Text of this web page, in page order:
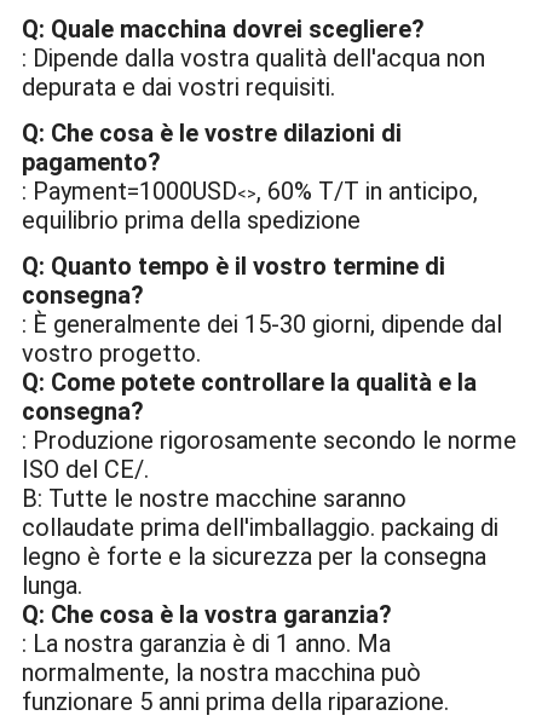
Q: Quale macchina dovrei scegliere?
: Dipende dalla vostra qualità dell'acqua non
depurata e dai vostri requisiti.
Q: Che cosa è le vostre dilazioni di
pagamento?
: Payment=1000USD<>, 60% T/T in anticipo,
equilibrio prima della spedizione
Q: Quanto tempo è il vostro termine di
consegna?
: È generalmente dei 15-30 giorni, dipende dal
vostro progetto.
Q: Come potete controllare la qualità e la
consegna?
: Produzione rigorosamente secondo le norme
ISO del CE/.
B: Tutte le nostre macchine saranno
collaudate prima dell'imballaggio. packaing di
legno è forte e la sicurezza per la consegna
lunga.
Q: Che cosa è la vostra garanzia?
: La nostra garanzia è di 1 anno. Ma
normalmente, la nostra macchina può
funzionare 5 anni prima della riparazione.